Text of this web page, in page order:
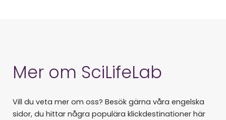
Mer om SciLifeLab
Vill du veta mer om oss? Besök gärna våra engelska
sidor, du hittar några populära klickdestinationer här